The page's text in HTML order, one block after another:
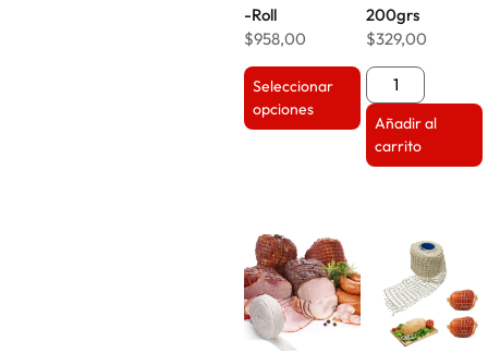
-Roll
$958,00
Seleccionar
opciones
200grs
$329,00
Añadir al
carrito